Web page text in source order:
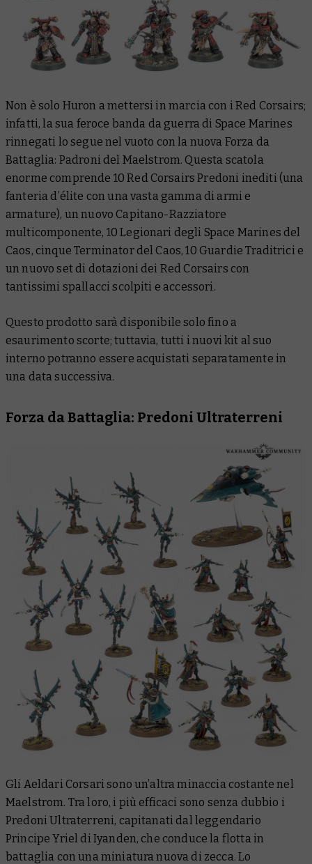
Non è solo Huron a mettersi in marcia con i Red Corsairs;
infatti, la sua feroce banda da guerra di Space Marines
rinnegati lo segue nel vuoto con la nuova Forza da
Battaglia: Padroni del Maelstrom. Questa scatola
enorme comprende 10 Red Corsairs Predoni inediti (una
fanteria d’élite con una vasta gamma di armi e
armature), un nuovo Capitano-Razziatore
multicomponente, 10 Legionari degli Space Marines del
Caos, cinque Terminator del Caos, 10 Guardie Traditrici e
un nuovo set di dotazioni dei Red Corsairs con
tantissimi spallacci scolpiti e accessori.
Questo prodotto sarà disponibile solo fino a
esaurimento scorte; tuttavia, tutti i nuovi kit al suo
interno potranno essere acquistati separatamente in
una data successiva.
Forza da Battaglia: Predoni Ultraterreni
Gli Aeldari Corsari sono un’altra minaccia costante nel
Maelstrom. Tra loro, i più efficaci sono senza dubbio i
Predoni Ultraterreni, capitanati dal leggendario
Principe Yriel di Iyanden, che conduce la flotta in
battaglia con una miniatura nuova di zecca. Lo